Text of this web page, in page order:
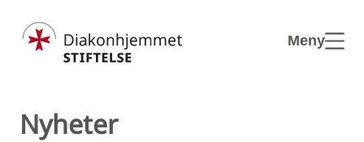
Meny
Nyheter